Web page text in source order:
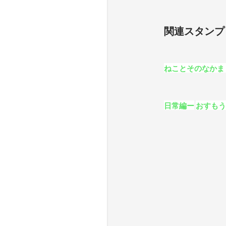
関連スタンプ
ねことそのなか
日常編ー おすも